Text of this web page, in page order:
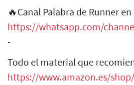
🔥Canal Palabra de Runner
https://whatsapp.com/
-
Todo el material que
https://www.amazon.es/